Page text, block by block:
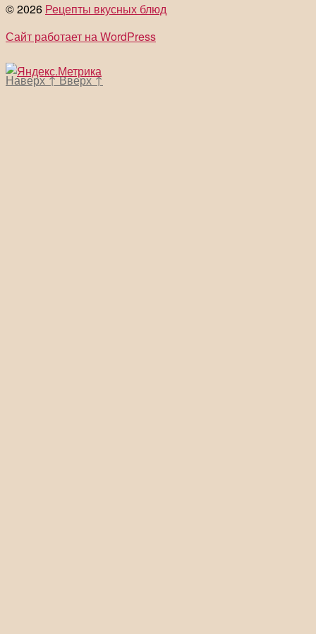
© 2026 Рецепты вкусных блюд
Сайт работает на WordPress
Наверх↑Вверх↑